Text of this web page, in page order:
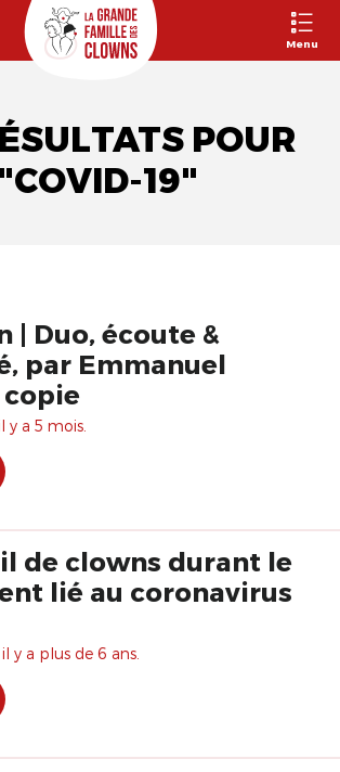
Menu
POUR
"COVID-19"
| Duo, écoute &
par Emmanuel
copie
y a 5 mois.
de clowns durant le
lié au coronavirus
y a plus de 6 ans.